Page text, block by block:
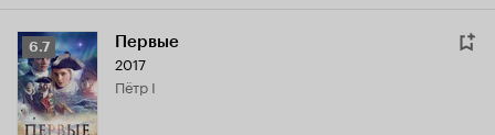
Рейтинг
Кинопоиска
6.7
6.7 Первые
2017
Пётр I